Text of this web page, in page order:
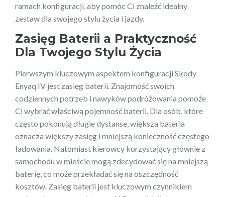
ramach konfiguracji, aby pomóc Ci znaleźć idealny
zestaw dla swojego stylu życia i jazdy.
Zasięg Baterii a Praktyczność
Dla Twojego Stylu Życia
Pierwszym kluczowym aspektem konfiguracji Skody
Enyaq IV jest zasięg baterii. Znajomość swoich
codziennych potrzeb i nawyków podróżowania pomoże
Ci wybrać właściwą pojemność baterii. Dla osób, które
często pokonują długie dystanse, większa bateria
oznacza większy zasięg i mniejszą konieczność częstego
ładowania. Natomiast kierowcy korzystający głównie z
samochodu w mieście mogą zdecydować się na mniejszą
baterię, co może przekładać się na oszczędność
kosztów. Zasięg baterii jest kluczowym czynnikiem